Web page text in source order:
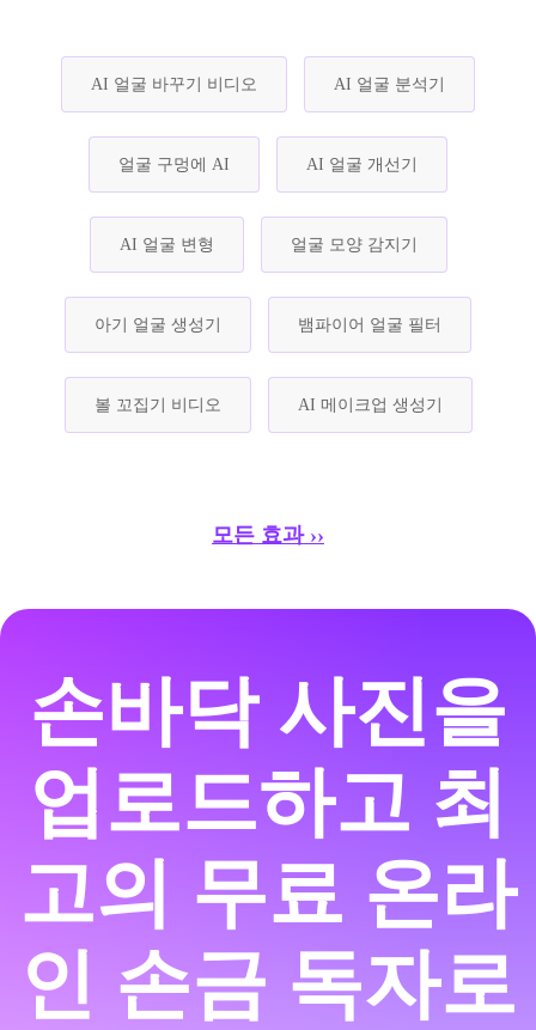
AI 얼굴 바꾸기 비디오 AI 얼굴 분석기
얼굴 구멍에 AI AI 얼굴 개선기
AI 얼굴 변형 얼굴 모양 감지기
아기 얼굴 생성기 뱀파이어 얼굴 필터
볼 꼬집기 비디오 AI 메이크업 생성기
모든 효과 ››
손바닥 사진을
업로드하고 최
고의 무료 온라
인 손금 독자로